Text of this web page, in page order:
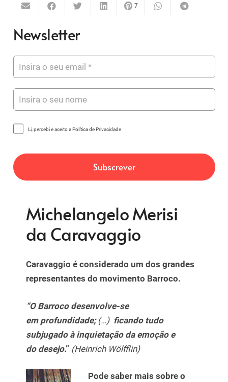
7
Newsletter
Li, percebi e aceito a Política de Privacidade
Michelangelo Merisi
da Caravaggio
Caravaggio é considerado um dos grandes
representantes do movimento Barroco.
“O Barroco desenvolve-se
em profundidade; (…) ficando tudo
subjugado à inquietação da emoção e
do desejo.” (Heinrich Wölfflin)
Pode saber mais sobre o